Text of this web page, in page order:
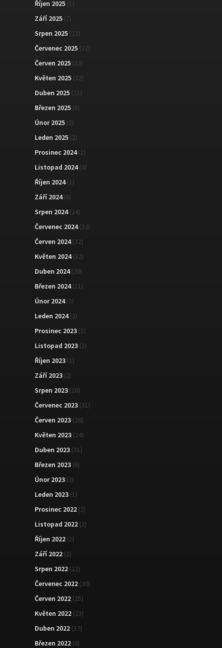
Říjen 2025 (1)
Září 2025 (7)
Srpen 2025 (23)
Červenec 2025 (32)
Červen 2025 (23)
Květen 2025 (32)
Duben 2025 (21)
Březen 2025 (8)
Únor 2025 (2)
Leden 2025 (2)
Prosinec 2024(1)
Listopad 2024(4)
Říjen 2024(1)
Září 2024(6)
Srpen 2024(24)
Červenec 2024(32)
Červen 2024(32)
Květen 2024(32)
Duben 2024(20)
Březen 2024(11)
Únor 2024(2)
Leden 2024(2)
Prosinec 2023 (1)
Listopad 2023 (2)
Říjen 2023 (1)
Září 2023 (2)
Srpen 2023 (26)
Červenec 2023 (31)
Červen 2023 (26)
Květen 2023 (24)
Duben 2023 (31)
Březen 2023 (6)
Únor 2023 (3)
Leden 2023 (1)
Prosinec 2022 (2)
Listopad 2022 (2)
Říjen 2022 (2)
Září 2022 (2)
Srpen 2022 (22)
Červenec 2022 (30)
Červen 2022 (25)
Květen 2022 (23)
Duben 2022 (37)
Březen 2022 (6)